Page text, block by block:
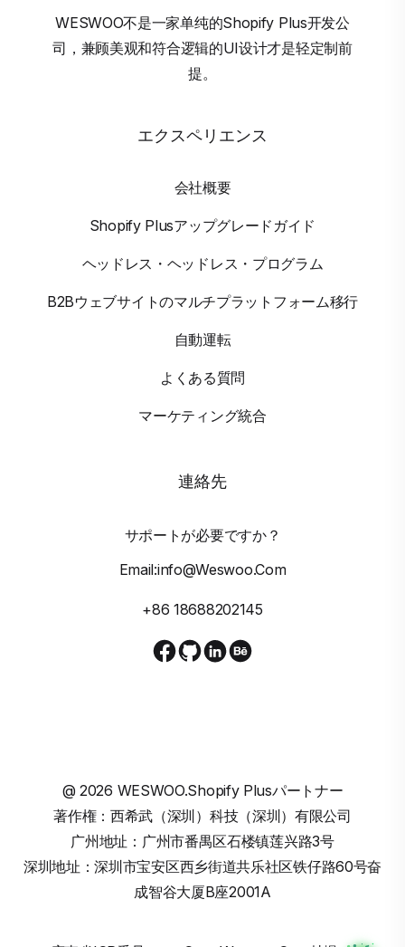
WESWOO不是一家单纯的Shopify Plus开发公
司，兼顾美观和符合逻辑的UI设计才是轻定制前
提。
エクスペリエンス
会社概要
Shopify Plusアップグレードガイド
ヘッドレス・ヘッドレス・プログラム
B2Bウェブサイトのマルチプラットフォーム移行
自動運転
よくある質問
マーケティング統合
連絡先
サポートが必要ですか？
Email:info@weswoo.com
+86 18688202145
@2026 WESWOO.Shopify Plusパートナー
著作権：西希武（深圳）科技（深圳）有限公司
广州地址：广州市番禺区石楼镇莲兴路3号
深圳地址：深圳市宝安区西乡街道共乐社区铁仔路60号奋
成智谷大厦B座2001A